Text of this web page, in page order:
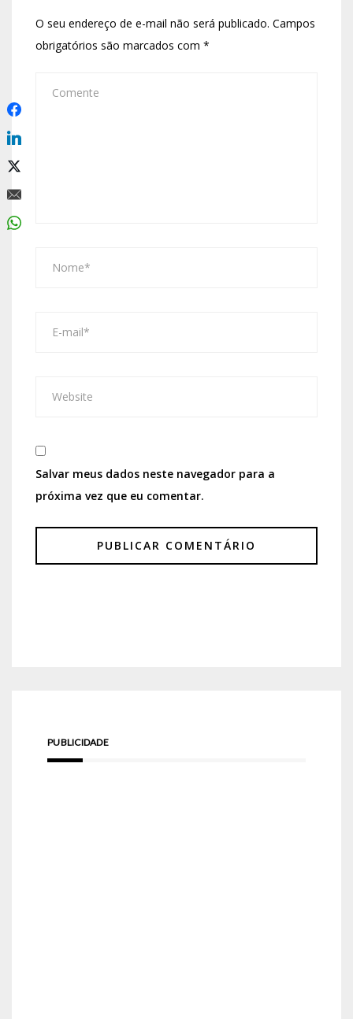
O seu endereço de e-mail não será publicado. Campos
obrigatórios são marcados com *
Salvar meus dados neste navegador para a
próxima vez que eu comentar.
PUBLICIDADE